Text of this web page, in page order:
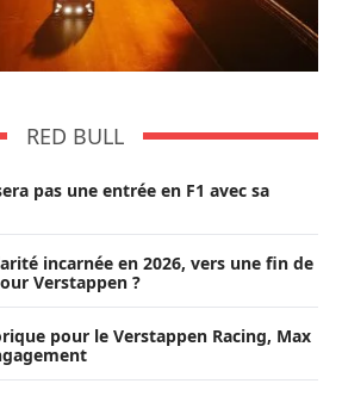
RED BULL
pas une entrée en F1 avec sa
incarnée en 2026, vers une fin de
Verstappen ?
pour le Verstappen Racing, Max